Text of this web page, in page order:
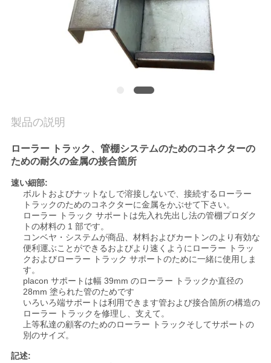
絡
く
だ
引
金
を
求
製品の説明
ローラー トラック、管棚システムのためのコネクターの
ための耐久の金属の接合箇所
速い細部:
ボルトおよびナットなしで溶接しないで、接続するローラー
トラックのためのコネクターに金属をかぶせて下さい。
ローラー トラック サポートは先入れ先出し法の管棚プロダク
トの材料の 1 部です。
コンベヤ・システムが商品、材料およびカートンのより有効な
便利運ぶことができるおよびより速くようにローラー トラッ
クおよびローラー トラック サポートのために一緒に使用しま
す。
placon サポートは幅 39mm のローラー トラックか直径の
28mm 塗られた管のためです
いろいろ端サポートは利用できます管および接合箇所の構造の
ローラー トラックを修理し、支えて。
上等私達の顧客のためのローラー トラックそしてサポートの
別のサイズ。
記述: